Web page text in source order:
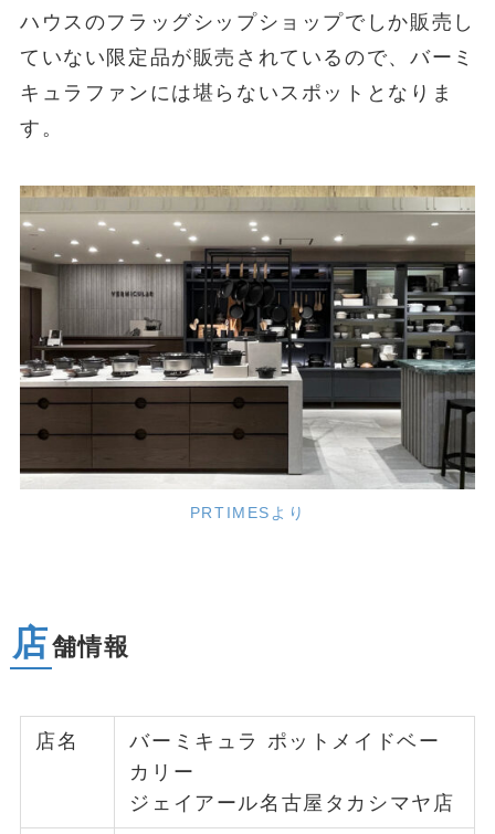
ハウスのフラッグシップショップでしか販売し
ていない限定品が販売されているので、バーミ
キュラファンには堪らないスポットとなりま
す。
PRTIMESより
店舗情報
店名
バーミキュラ ポットメイドベー
カリー
ジェイアール名古屋タカシマヤ店